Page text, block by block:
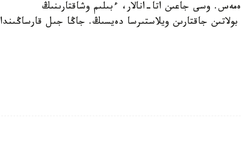
وسى جاعىن اتا-انالار، ءبىلىم وشاقتارىنىڭ
بولاتىن جاقتارىن ويلاستىرسا دەيسىڭ. جاڭا جىل قارساڭىندا